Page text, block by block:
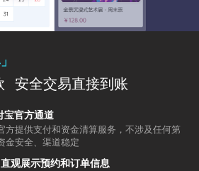
安全交易直接到账
宝官方通道
方提供支付和资金清算服务，不涉及任何第
金安全、渠道稳定
观展示预约和订单信息